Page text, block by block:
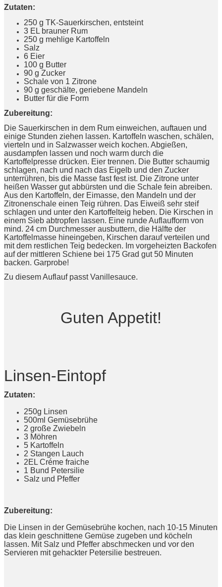
Zutaten:
250 g TK-Sauerkirschen, entsteint
3 EL brauner Rum
250 g mehlige Kartoffeln
Salz
6 Eier
100 g Butter
90 g Zucker
Schale von 1 Zitrone
90 g geschälte, geriebene Mandeln
Butter für die Form
Zubereitung:
Die Sauerkirschen in dem Rum einweichen, auftauen und
einige Stunden ziehen lassen. Kartoffeln waschen, schälen,
vierteln und in Salzwasser weich kochen. Abgießen,
ausdampfen lassen und noch warm durch die
Kartoffelpresse drücken. Eier trennen. Die Butter schaumig
schlagen, nach und nach das Eigelb und den Zucker
unterrühren, bis die Masse fast fest ist. Die Zitrone unter
heißen Wasser gut abbürsten und die Schale fein abreiben.
Aus den Kartoffeln, der Eimasse, den Mandeln und der
Zitronenschale einen Teig rühren. Das Eiweiß sehr steif
schlagen und unter den Kartoffelteig heben. Die Kirschen in
einem Sieb abtropfen lassen. Eine runde Auflaufform von
mind. 24 cm Durchmesser ausbuttern, die Hälfte der
Kartoffelmasse hineingeben, Kirschen darauf verteilen und
mit dem restlichen Teig bedecken. Im vorgeheizten Backofen
auf der mittleren Schiene bei 175 Grad gut 50 Minuten
backen. Garprobe!
Zu diesem Auflauf passt Vanillesauce.
Guten Appetit!
Linsen-Eintopf
Zutaten:
250g Linsen
500ml Gemüsebrühe
2 große Zwiebeln
3 Möhren
5 Kartoffeln
2 Stangen Lauch
2EL Créme fraiche
1 Bund Petersilie
Salz und Pfeffer
Zubereitung:
Die Linsen in der Gemüsebrühe kochen, nach 10-15 Minuten
das klein geschnittene Gemüse zugeben und köcheln
lassen. Mit Salz und Pfeffer abschmecken und vor den
Servieren mit gehackter Petersilie bestreuen.